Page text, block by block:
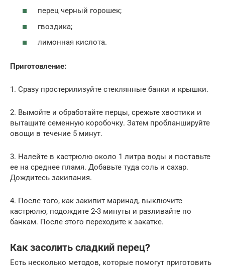
перец черный горошек;
гвоздика;
лимонная кислота.
Приготовление:
1. Сразу простерилизуйте стеклянные банки и крышки.
2. Вымойте и обработайте перцы, срежьте хвостики и
вытащите семенную коробочку. Затем пробланшируйте
овощи в течение 5 минут.
3. Налейте в кастрюлю около 1 литра воды и поставьте
ее на среднее пламя. Добавьте туда соль и сахар.
Дождитесь закипания.
4. После того, как закипит маринад, выключите
кастрюлю, подождите 2-3 минуты и разливайте по
банкам. После этого переходите к закатке.
Как засолить сладкий перец?
Есть несколько методов, которые помогут приготовить